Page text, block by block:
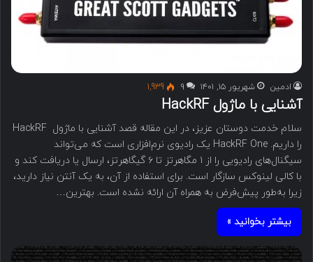
ادمین شهریور ۱۵, ۱۴۰۱ ۹ 1,939
آشنایی با ماژول HackRF
سلام خدمت دوستان عزیز، در این مقاله قصد آشنایی با ماژول HackRF
را داریم. HackRF One یک رادیوی نرم‌افزاری است که می‌تواند
سیگنال‌های رادیویی را از ۱ مگاهرتز تا ۶ گیگاهرتز، ارسال یا دریافت کند و
با کالی لینوکس سازگار است. برای استفاده از آن، به یک آنتن نیاز دارید،
زیرا به‌طور پیش‌فرض به همراه آن ارائه نشده است. بهترین…
بیشتر بخوانید »